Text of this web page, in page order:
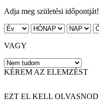
Adja meg születési időpontját!
VAGY
KÉREM AZ ELEMZÉST
EZT EL KELL OLVASNOD